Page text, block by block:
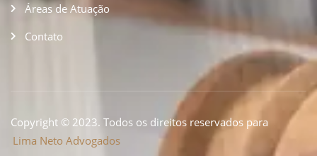
Áreas de Atuação
Contato
Copyright © 2023. Todos os direitos reservados para
Lima Neto Advogados